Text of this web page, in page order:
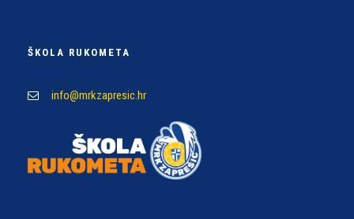
ŠKOLA RUKOMETA
info@mrkzapresic.hr